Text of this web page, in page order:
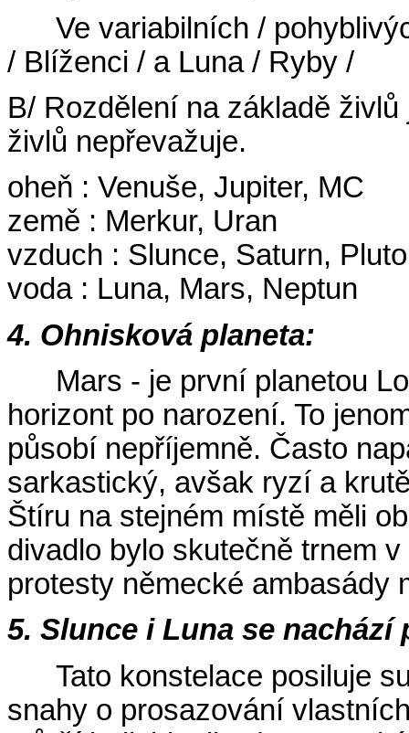
Ve variabilních /
/ Blíženci / a Luna / Ryby /
B/ Rozdělení na základě
živlů nepřevažuje.
oheň : Venuše, Jupiter, MC
země : Merkur, Uran
vzduch : Slunce, Saturn,
voda : Luna, Mars, Neptun
4. Ohnisková planeta:
Mars - je první planetou
horizont po narození. To
působí nepříjemně. Často
sarkastický, avšak ryzí a
Štíru na stejném místě měli
divadlo bylo skutečně trnem
protesty německé ambasády
5. Slunce i Luna se nachází
Tato konstelace posiluje
snahy o prosazování